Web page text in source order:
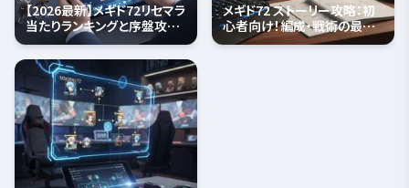
【2026最新】メギド72リセマラ
当たりランキングと序盤攻略
の最適解
メギド72 ストーリー攻略：初
心者向け！編成・戦術の最適
解と進め方